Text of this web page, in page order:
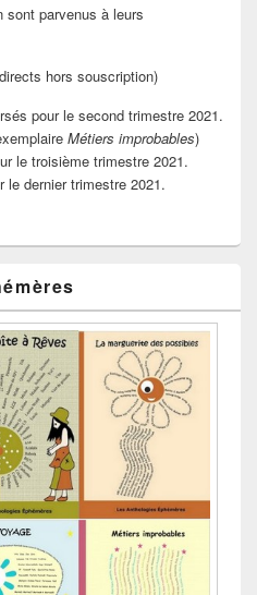
parvenus à leurs
hors souscription)
pour le second trimestre 2021.
Métiers improbables)
le troisième trimestre 2021.
le dernier trimestre 2021.